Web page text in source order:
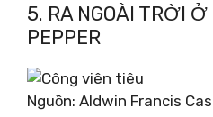
5. RA NGOÀI TRỜI Ở
PEPPER
Nguồn: Aldwin Francis